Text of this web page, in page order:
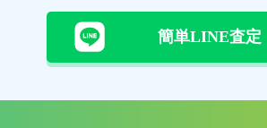
簡単LINE査定